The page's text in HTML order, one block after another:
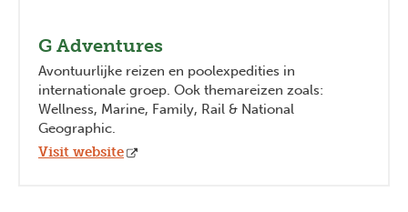
G Adventures
Avontuurlijke reizen en poolexpedities in
internationale groep. Ook themareizen zoals:
Wellness, Marine, Family, Rail & National
Geographic.
Visit website